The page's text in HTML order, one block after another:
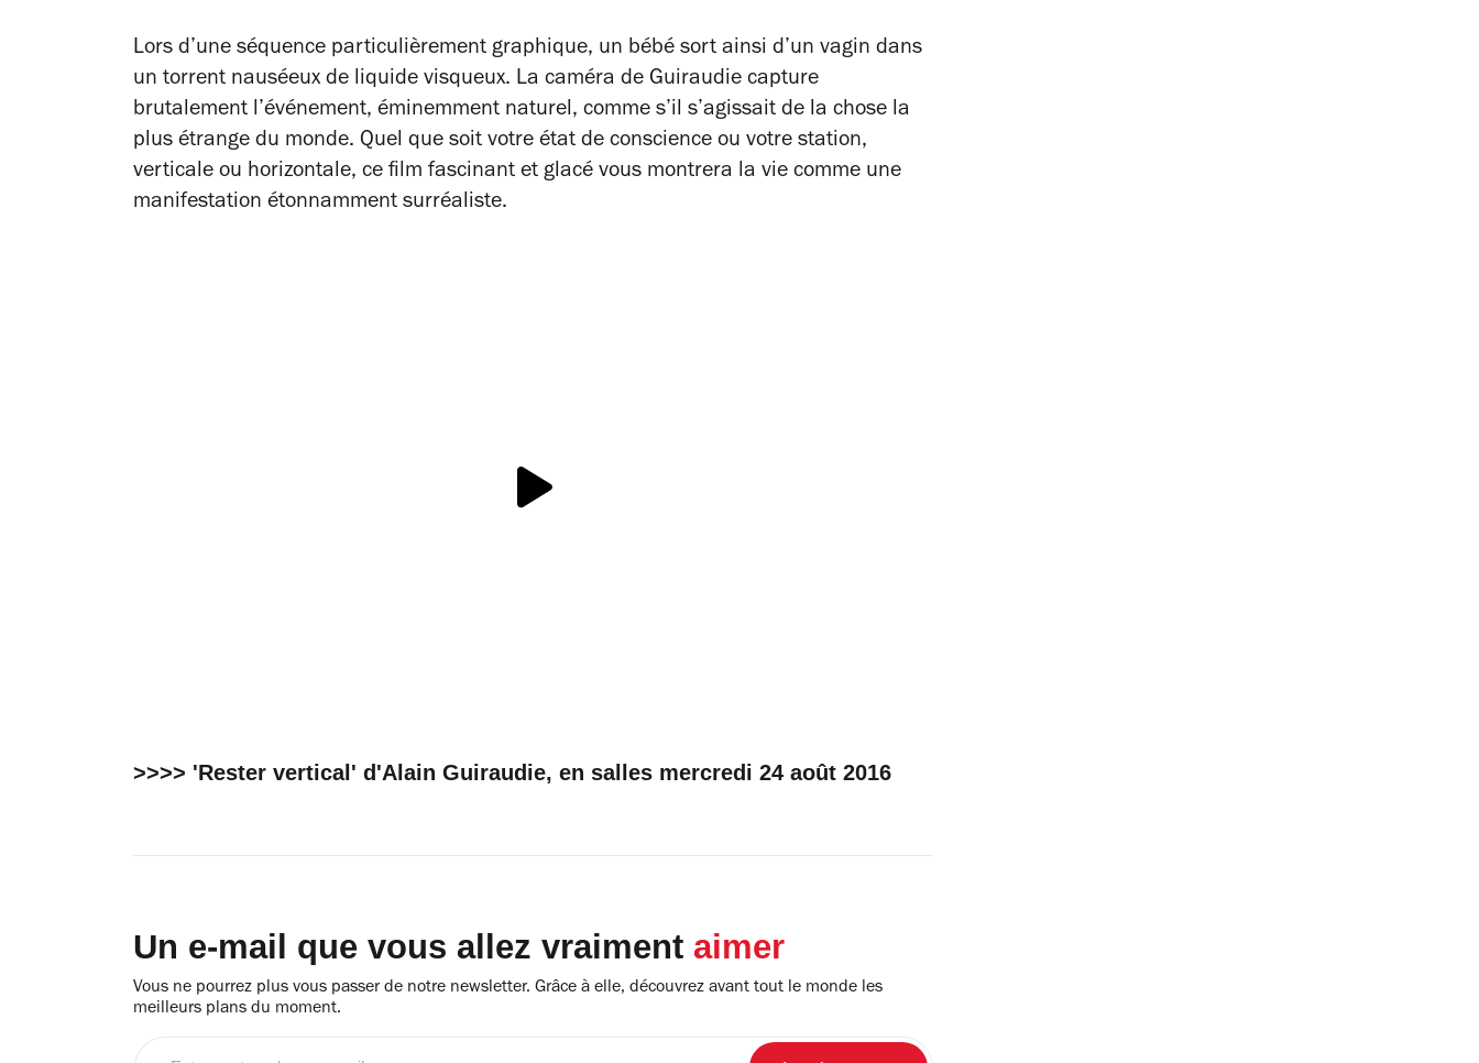
Lors d’une séquence particulièrement graphique, un bébé sort ainsi d’un vagin dans
un torrent nauséeux de liquide visqueux. La caméra de Guiraudie capture
brutalement l’événement, éminemment naturel, comme s’il s’agissait de la chose la
plus étrange du monde. Quel que soit votre état de conscience ou votre station,
verticale ou horizontale, ce film fascinant et glacé vous montrera la vie comme une
manifestation étonnamment surréaliste.
>>>> 'Rester vertical' d'Alain Guiraudie, en salles mercredi 24 août 2016
Un e-mail que vous allez vraiment aimer
Vous ne pourrez plus vous passer de notre newsletter. Grâce à elle, découvrez avant tout le monde les
meilleurs plans du moment.